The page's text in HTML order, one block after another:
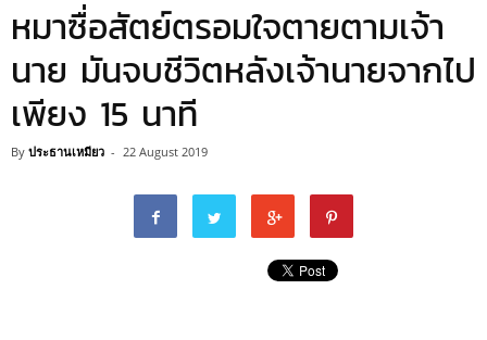
หมาซื่อสัตย์ตรอมใจตายตามเจ้า
นาย มันจบชีวิตหลังเจ้านายจากไป
เพียง 15 นาที
By ประธานเหมียว - 22 August 2019